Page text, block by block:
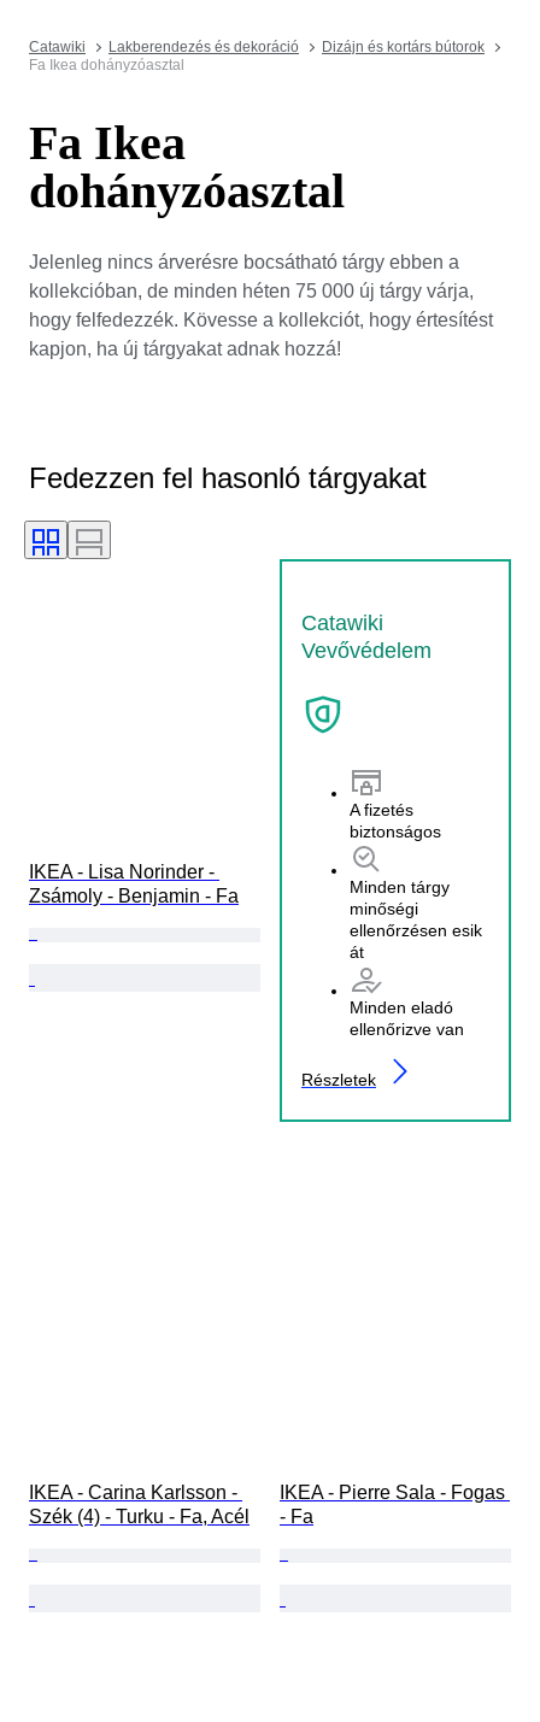
Catawiki Lakberendezés és dekoráció
Dizájn és kortárs bútorok
Fa Ikea dohányzóasztal
Fa Ikea
dohányzóasztal
Jelenleg nincs árverésre bocsátható tárgy ebben a
kollekcióban, de minden héten 75 000 új tárgy várja,
hogy felfedezzék. Kövesse a kollekciót, hogy értesítést
kapjon, ha új tárgyakat adnak hozzá!
Fedezzen fel hasonló tárgyakat
Catawiki
Vevővédelem
A fizetés
biztonságos
Minden tárgy
minőségi
ellenőrzésen esik
át
Minden eladó
ellenőrizve van
Részletek
IKEA - Lisa Norinder -
Zsámoly - Benjamin - Fa
IKEA - Carina Karlsson -
Szék (4) - Turku - Fa, Acél
IKEA - Pierre Sala - Fogas
- Fa